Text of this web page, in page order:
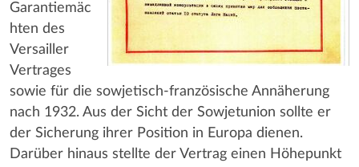
Garantiemäc
hten des
Versailler
Vertrages
sowie für die sowjetisch-französische Annäherung
nach 1932. Aus der Sicht der Sowjetunion sollte er
der Sicherung ihrer Position in Europa dienen.
Darüber hinaus stellte der Vertrag einen Höhepunkt